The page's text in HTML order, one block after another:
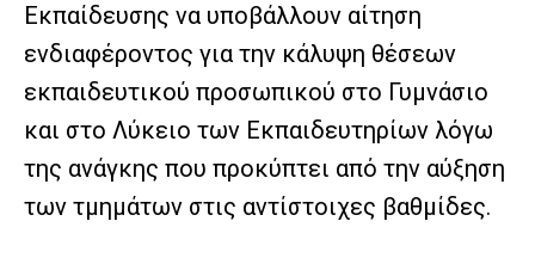
Εκπαίδευσης να υποβάλλουν αίτηση
ενδιαφέροντος για την κάλυψη θέσεων
εκπαιδευτικού προσωπικού στο Γυμνάσιο
και στο Λύκειο των Εκπαιδευτηρίων λόγω
της ανάγκης που προκύπτει από την αύξηση
των τμημάτων στις αντίστοιχες βαθμίδες.